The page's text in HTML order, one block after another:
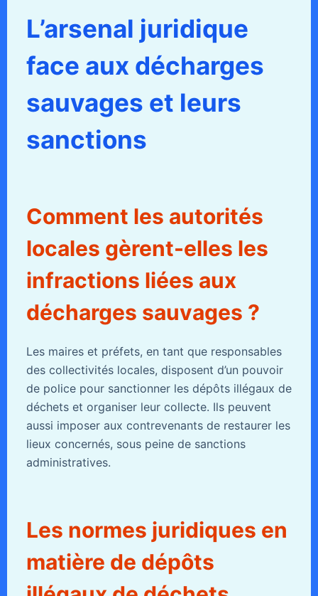
L’arsenal juridique
face aux décharges
sauvages et leurs
sanctions
Comment les autorités
locales gèrent-elles les
infractions liées aux
décharges sauvages ?
Les maires et préfets, en tant que responsables
des collectivités locales, disposent d’un pouvoir
de police pour sanctionner les dépôts illégaux de
déchets et organiser leur collecte. Ils peuvent
aussi imposer aux contrevenants de restaurer les
lieux concernés, sous peine de sanctions
administratives.
Les normes juridiques en
matière de dépôts